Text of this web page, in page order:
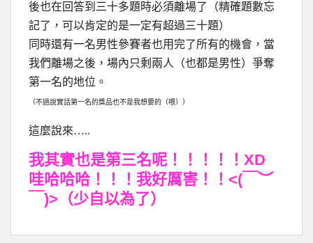
後也在回答到三十多題時必須離場了（精確題數忘
記了，可以肯定的是一定有超過三十題）
同時還有一名男性參賽者也用完了所有的機會，當
我們離場之後，場內只剩兩人（也都是男性）爭奪
第一名的地位。
（不過說實話第一名的獎品也不是我想要的（喂））
這麼說來…..
我其實也是第三名呢！！！！！XD
哇哈哈哈！！！我好厲害！！<(￣︶
￣)>（少自以為了）